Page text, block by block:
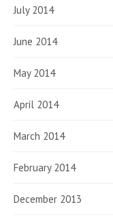
July 2014
June 2014
May 2014
April 2014
March 2014
February 2014
December 2013